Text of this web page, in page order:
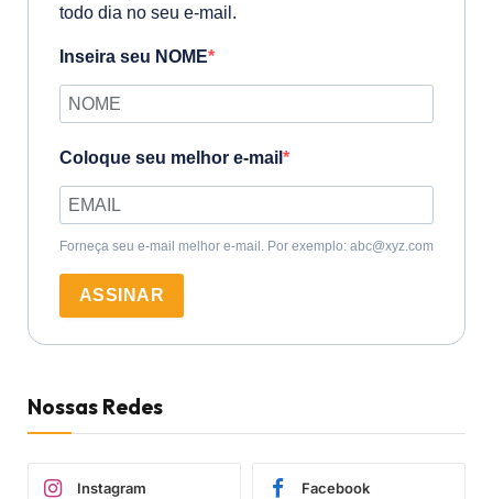
todo dia no seu e-mail.
Inseira seu NOME
Coloque seu melhor e-mail
Forneça seu e-mail melhor e-mail. Por exemplo: abc@xyz.com
ASSINAR
Nossas Redes
Instagram Facebook